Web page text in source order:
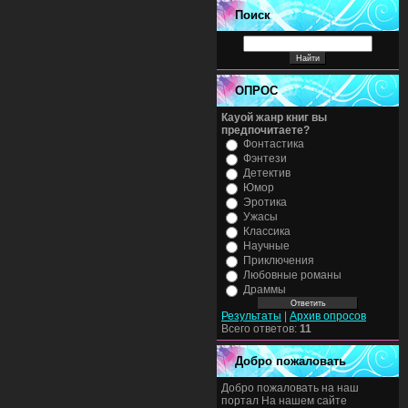
Поиск
ОПРОС
Кауой жанр книг вы
предпочитаете?
Фонтастика
Фэнтези
Детектив
Юмор
Эротика
Ужасы
Классика
Научные
Приключения
Любовные романы
Драммы
Результаты
Архив опросов
Всего ответов: 11
Добро пожаловать
Добро пожаловать на наш
портал На нашем сайте